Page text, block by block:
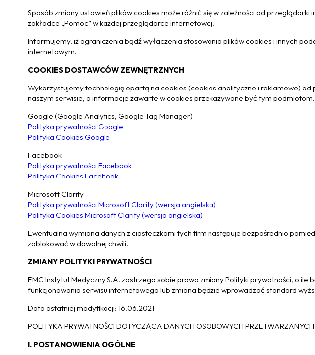
Sposób zmiany ustawień plików cookies może różnić się w zależności od
zakładce „Pomoc” w każdej przeglądarce internetowej.
Informujemy, iż ograniczenia bądź wyłączenia stosowania plików cookies i innych
internetowym.
COOKIES DOSTAWCÓW ZEWNĘTRZNYCH
Wykorzystujemy technologię opartą na cookies (cookies analityczne i reklamowe)
naszym serwisie, a informacje zawarte w cookies przekazywane być tym podmiotom.
Google (Google Analytics, Google Tag Manager)
Polityka prywatności Google
Polityka Cookies Google
Facebook
Polityka prywatności Facebook
Polityka Cookies Facebook
Microsoft Clarity
Polityka prywatności Microsoft Clarity (wersja angielska)
Polityka Cookies Microsoft Clarity (wersja angielska)
Ewentualna wymiana danych z ciasteczkami tych firm następuje bezpośrednio
zablokować w dowolnej chwili.
ZMIANY POLITYKI PRYWATNOŚCI
EMC Instytut Medyczny S.A. zastrzega sobie prawo zmiany Polityki prywatności, o
funkcjonowania serwisu internetowego lub zmiana będzie wprowadzać standard
Data ostatniej modyfikacji: 16.06.2021
POLITYKA PRYWATNOŚCI DOTYCZĄCA DANYCH OSOBOWYCH
I. POSTANOWIENIA OGÓLNE